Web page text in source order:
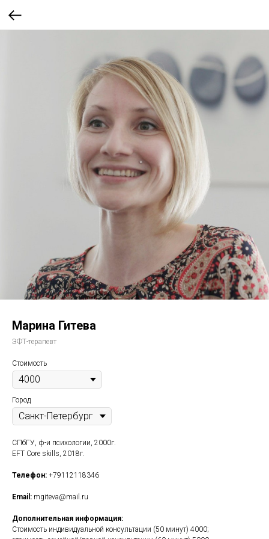
Марина Гитева
ЭФТ-терапевт
Стоимость
Город
СПбГУ, ф-и психологии, 2000г.
EFT Core skills, 2018г.
Телефон: +79112118346
Email: mgiteva@mail.ru
Дополнительная информация:
Стоимость индивидуальной консультации (50 минут) 4000;